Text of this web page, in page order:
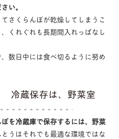
い。
さくらんぼが乾燥してしまうこ
くれぐれも長期間入れっぱなし
数日中には食べ切るように努め
冷蔵保存は、野菜室
を冷蔵庫で保存するには、野菜
とうはそれでも最適な環境ではな